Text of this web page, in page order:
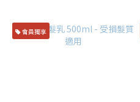
會員獨享